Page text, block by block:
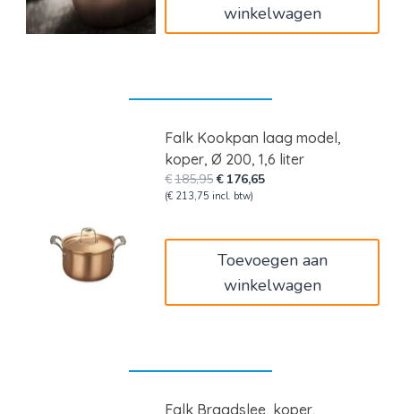
winkelwagen
Falk Kookpan laag model,
koper, Ø 200, 1,6 liter
€185,95Oorspronkelijke
prijs
€ 176,65Huidige
(€ 213,75 incl. btw)
Toevoegen aan
winkelwagen
Falk Braadslee, koper,